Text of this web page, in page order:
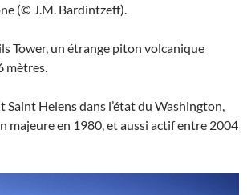
(© J.M. Bardintzeff).
Tower, un étrange piton volcanique
mètres.
Helens dans l’état du Washington,
majeure en 1980, et aussi actif entre 2004